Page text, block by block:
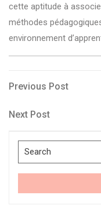
cette aptitude à
méthodes
environnement
Post
navigation
Previous
Previous Post
Next
Next Post
Search
for: